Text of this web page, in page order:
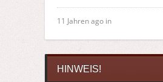
11 Jahren ago in
HINWEIS!